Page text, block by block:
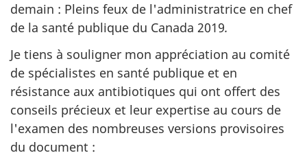
demain : Pleins feux de l'administratrice en chef
de la santé publique du Canada 2019.
Je tiens à souligner mon appréciation au comité
de spécialistes en santé publique et en
résistance aux antibiotiques qui ont offert des
conseils précieux et leur expertise au cours de
l'examen des nombreuses versions provisoires
du document :